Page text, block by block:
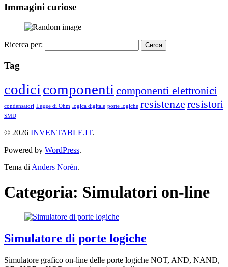
Immagini curiose
Ricerca per:
Tag
codici componenti componenti elettronici
condensatori Legge di Ohm logica digitale porte logiche resistenze resistori
SMD
© 2026 INVENTABLE.IT.
Powered by WordPress.
Tema di Anders Norén.
Categoria: Simulatori on-line
Simulatore di porte logiche
Simulatore grafico on-line delle porte logiche NOT, AND, NAND,